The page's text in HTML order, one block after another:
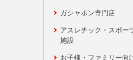
ガシャポン専門店
アスレチック・スポー
施設
お子様・ファミリー向